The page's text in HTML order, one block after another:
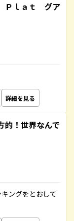
Ｐｌａｔ グア
詳細を見る
！世界なんで
ングをとおして